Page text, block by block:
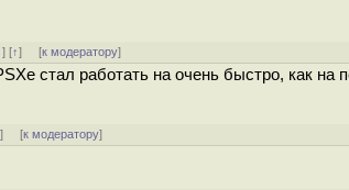
] [↑] [к модератору]
стал работать на очень быстро, как на
] [к модератору]